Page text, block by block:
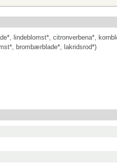
lindeblomst*, citronverbena*,
brombærblade*, lakridsrod*)